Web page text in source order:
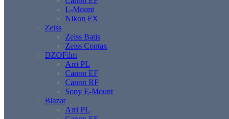
L-Mount
Nikon FX
Zeiss
Zeiss Batis
Zeiss Contax
DZOFilm
Arri PL
Canon EF
Canon RF
Sony E-Mount
Blazar
Arri PL